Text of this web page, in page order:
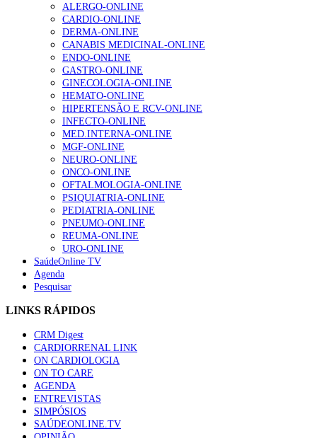
Enfermagem Forense. “Da urgência ao tribunal, cada
gesto conta e cada profissional faz a diferença”
203 visualizações
1.º Episódio do Podcast “Frequência Cardio – Sintoniza-
te na Insuficiência Cardíaca” da Bayer
169 visualizações
Alguns milhares de utentes podem ficar sem médico de
família com nova regras do registo, alerta associação
132 visualizações
“Os programas de rastreio do cancro do pulmão são
custo-efetivos e representam um investimento
sustentável para os sistemas de saúde”
93 visualizações
apresentavam níveis elevados de Lp(a), revela estudo
87 visualizações
Trodelvy aprovado para primeira linha no cancro da
mama triplo negativo metastático em doentes não
elegíveis para inibidores PD-(L)1
ALERGO-ONLINE
CARDIO-ONLINE
DERMA-ONLINE
CANABIS MEDICINAL-ONLINE
ENDO-ONLINE
GASTRO-ONLINE
GINECOLOGIA-ONLINE
HEMATO-ONLINE
HIPERTENSÃO E RCV-ONLINE
INFECTO-ONLINE
MED.INTERNA-ONLINE
MGF-ONLINE
NEURO-ONLINE
ONCO-ONLINE
OFTALMOLOGIA-ONLINE
PSIQUIATRIA-ONLINE
PEDIATRIA-ONLINE
PNEUMO-ONLINE
REUMA-ONLINE
URO-ONLINE
SaúdeOnline TV
Agenda
Pesquisar
LINKS RÁPIDOS
CRM Digest
CARDIORRENAL LINK
ON CARDIOLOGIA
ON TO CARE
AGENDA
ENTREVISTAS
SIMPÓSIOS
SAÚDEONLINE.TV